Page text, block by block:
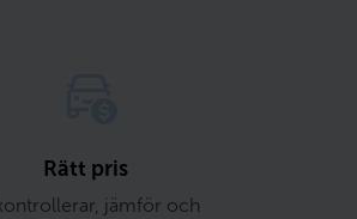
Rätt pris
jämför och